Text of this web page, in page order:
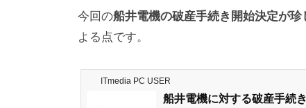
今回の船井電機の破産手続き開始決定が
よる点です。
ITmedia PC USER
船井電機に対する破産手続